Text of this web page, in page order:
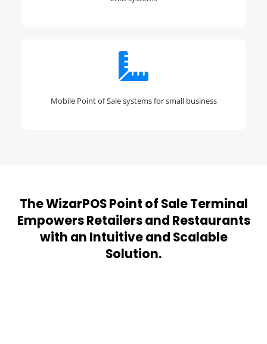
Mobile Point of Sale systems for small business
The WizarPOS Point of Sale Terminal
Empowers Retailers and Restaurants
with an Intuitive and Scalable
Solution.